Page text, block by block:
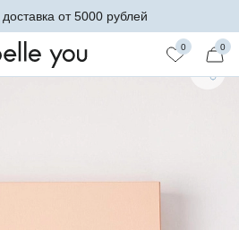
от 5000 рублей
0 0